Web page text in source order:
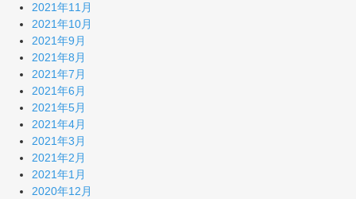
2021年11月
2021年10月
2021年9月
2021年8月
2021年7月
2021年6月
2021年5月
2021年4月
2021年3月
2021年2月
2021年1月
2020年12月